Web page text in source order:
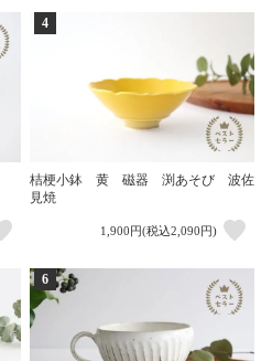
4
桔梗小鉢 黄 磁器 渕あそび 波佐
見焼
1,900円(税込2,090円)
6